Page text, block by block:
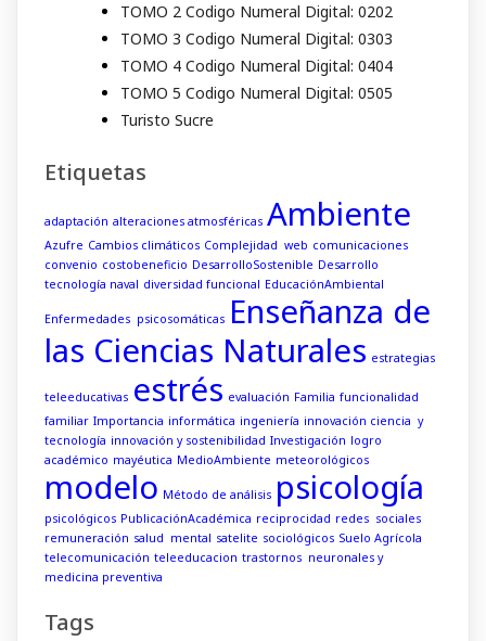
TOMO 2 Codigo Numeral Digital: 0202
TOMO 3 Codigo Numeral Digital: 0303
TOMO 4 Codigo Numeral Digital: 0404
TOMO 5 Codigo Numeral Digital: 0505
Turisto Sucre
Etiquetas
adaptación alteraciones atmosféricas Ambiente
Azufre Cambios climáticos Complejidad web comunicaciones
convenio costobeneficio DesarrolloSostenible Desarrollo
tecnología naval diversidad funcional EducaciónAmbiental
Enfermedades psicosomáticas Enseñanza de
las Ciencias Naturales estrategias
teleeducativas estrés evaluación Familia funcionalidad
familiar Importancia informática ingeniería innovación ciencia y
tecnología innovación y sostenibilidad Investigación logro
académico mayéutica MedioAmbiente meteorológicos
modelo Método de análisis psicología
psicológicos PublicaciónAcadémica reciprocidad redes sociales
remuneración salud mental satelite sociológicos Suelo Agrícola
telecomunicación teleeducacion trastornos neuronales y
medicina preventiva
Tags